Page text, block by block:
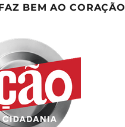
BEM AO CORAÇÃO